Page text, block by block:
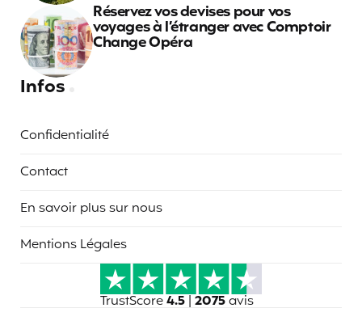
Réservez vos devises pour vos
voyages à l’étranger avec Comptoir
Change Opéra
Infos
Confidentialité
Contact
En savoir plus sur nous
Mentions Légales
TrustScore4.5 | 2075avis